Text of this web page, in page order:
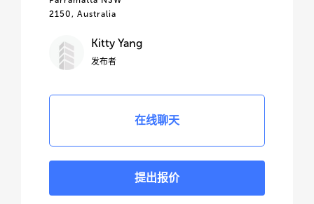
2150, Australia
Kitty Yang
发布者
在线聊天
提出报价